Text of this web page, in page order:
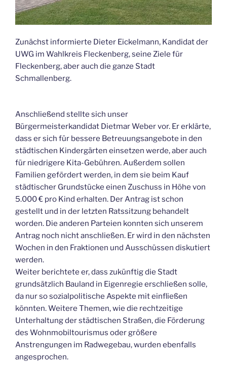
Zunächst informierte Dieter Eickelmann, Kandidat der
UWG im Wahlkreis Fleckenberg, seine Ziele für
Fleckenberg, aber auch die ganze Stadt
Schmallenberg.
Anschließend stellte sich unser
Bürgermeisterkandidat Dietmar Weber vor. Er erklärte,
dass er sich für bessere Betreuungsangebote in den
städtischen Kindergärten einsetzen werde, aber auch
für niedrigere Kita-Gebühren. Außerdem sollen
Familien gefördert werden, in dem sie beim Kauf
städtischer Grundstücke einen Zuschuss in Höhe von
5.000 € pro Kind erhalten. Der Antrag ist schon
gestellt und in der letzten Ratssitzung behandelt
worden. Die anderen Parteien konnten sich unserem
Antrag noch nicht anschließen. Er wird in den nächsten
Wochen in den Fraktionen und Ausschüssen diskutiert
werden.
Weiter berichtete er, dass zukünftig die Stadt
grundsätzlich Bauland in Eigenregie erschließen solle,
da nur so sozialpolitische Aspekte mit einfließen
könnten. Weitere Themen, wie die rechtzeitige
Unterhaltung der städtischen Straßen, die Förderung
des Wohnmobiltourismus oder größere
Anstrengungen im Radwegebau, wurden ebenfalls
angesprochen.